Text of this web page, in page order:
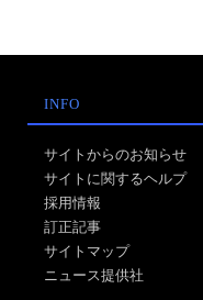
INFO
サイトからのお知らせ
サイトに関するヘルプ
採用情報
訂正記事
サイトマップ
ニュース提供社